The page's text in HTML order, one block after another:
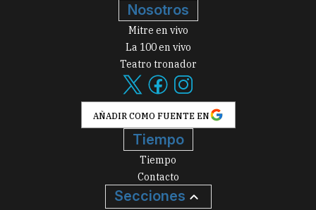
Nosotros
Mitre en vivo
La 100 en vivo
Teatro tronador
AÑADIR COMO FUENTE EN
Tiempo
Tiempo
Contacto
Secciones